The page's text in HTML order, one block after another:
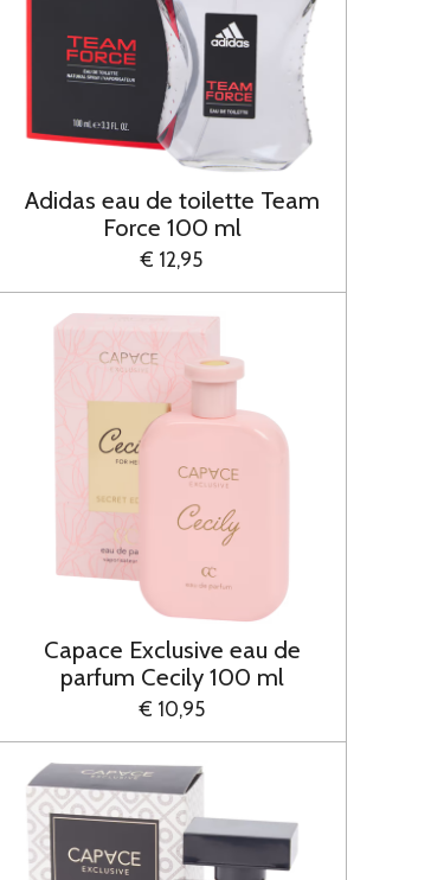
Adidas eau de toilette Team
Force 100 ml
€ 12,95
Capace Exclusive eau de
parfum Cecily 100 ml
€ 10,95